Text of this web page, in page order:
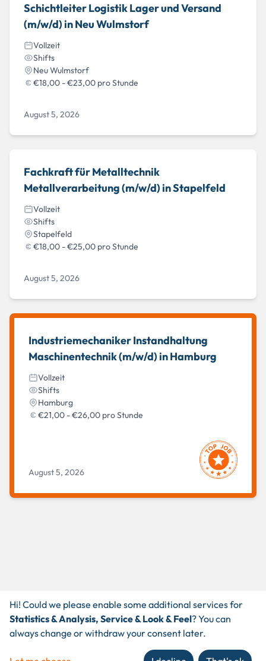
Schichtleiter Logistik Lager und Versand
(m/w/d) in Neu Wulmstorf
Vollzeit
Shifts
Neu Wulmstorf
€18,00 - €23,00 pro Stunde
August 5, 2026
Fachkraft für Metalltechnik
Metallverarbeitung (m/w/d) in Stapelfeld
Vollzeit
Shifts
Stapelfeld
€18,00 - €25,00 pro Stunde
August 5, 2026
Industriemechaniker Instandhaltung
Maschinentechnik (m/w/d) in Hamburg
Vollzeit
Shifts
Hamburg
€21,00 - €26,00 pro Stunde
August 5, 2026
Hi! Could we please enable some additional services for
Statistics & Analysis, Service & Look & Feel? You can
always change or withdraw your consent later.